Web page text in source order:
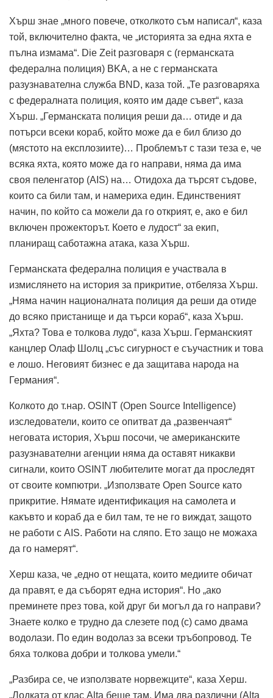
Хърш знае „много повече, отколкото съм написал“, каза
той, включително факта, че „историята за една яхта е
пълна измама“. Die Zeit разговаря с (германската
федерална полиция) BKA, а не с германската
разузнавателна служба BND, каза той. „Те разговаряха
с федералната полиция, която им даде съвет“, каза
Хърш. „Германската полиция реши да… отиде и да
потърси всеки кораб, който може да е бил близо до
(мястото на експлозиите)… Проблемът с тази теза е, че
всяка яхта, която може да го направи, няма да има
своя пеленгатор (AIS) на… Отидоха да търсят съдове,
които са били там, и намериха един. Единственият
начин, по който са можели да го открият, е, ако е бил
включен прожекторът. Което е лудост“ за екип,
планиращ саботажна атака, каза Хърш.
Германската федерална полиция е участвала в
измислянето на история за прикритие, отбеляза Хърш.
„Няма начин националната полиция да реши да отиде
до всяко пристанище и да търси кораб“, каза Хърш.
„Яхта? Това е толкова лудо“, каза Хърш. Германският
канцлер Олаф Шолц „със сигурност е съучастник и това
е лошо. Неговият бизнес е да защитава народа на
Германия“.
Колкото до т.нар. OSINT (Open Source Intelligence)
изследователи, които се опитват да „развенчаят“
неговата история, Хърш посочи, че американските
разузнавателни агенции няма да оставят никакви
сигнали, които OSINT любителите могат да проследят
от своите компютри. „Използвате Open Source като
прикритие. Нямате идентификация на самолета и
какъвто и кораб да е бил там, те не го виждат, защото
не работи с AIS. Работи на сляпо. Ето защо не можаха
да го намерят“.
Херш каза, че „едно от нещата, които медиите обичат
да правят, е да съборят една история“. Но „ако
преминете през това, кой друг би могъл да го направи?
Знаете колко е трудно да слезете под (с) само двама
водолази. По един водолаз за всеки тръбопровод. Те
бяха толкова добри и толкова умели.“
„Разбира се, че използвате норвежците“, каза Херш.
„Лодката от клас Alta беше там. Има два различни (Alta